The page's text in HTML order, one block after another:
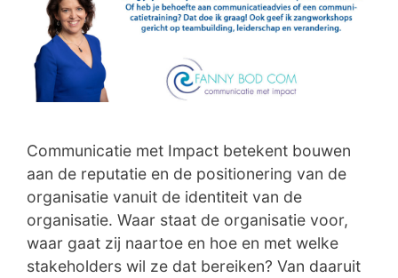
Communicatie met Impact betekent bouwen
aan de reputatie en de positionering van de
organisatie vanuit de identiteit van de
organisatie. Waar staat de organisatie voor,
waar gaat zij naartoe en hoe en met welke
stakeholders wil ze dat bereiken? Van daaruit